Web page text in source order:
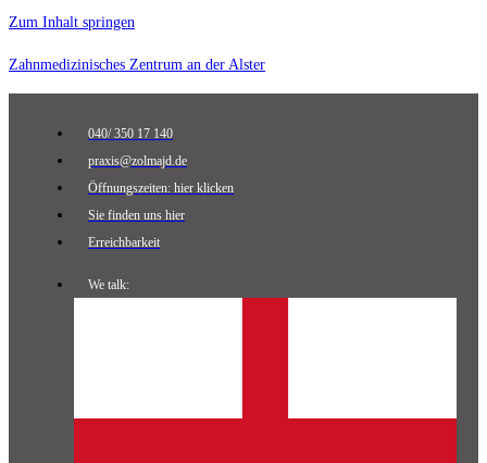
Zum Inhalt springen
Zahnmedizinisches Zentrum an der Alster
040/ 350 17 140
praxis@zolmajd.de
Öffnungszeiten: hier klicken
Sie finden uns hier
Erreichbarkeit
We talk: